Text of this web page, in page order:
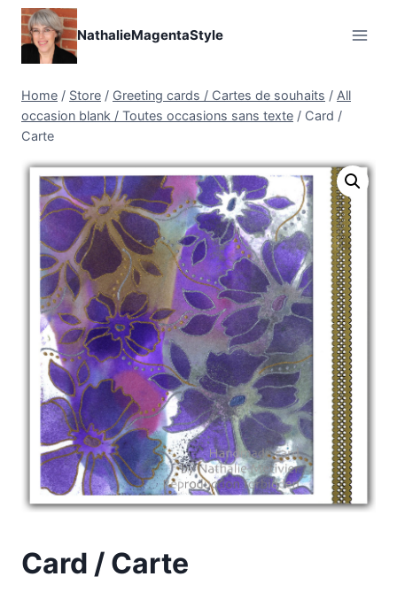
Skip
content
NathalieMagentaStyle
Home / Store / Greeting cards / Cartes de souhaits / All
occasion blank / Toutes occasions sans texte / Card /
Carte
Card / Carte